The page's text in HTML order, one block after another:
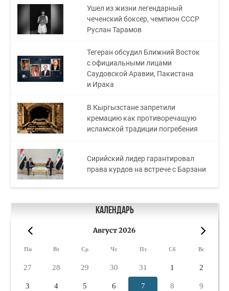
Ушел из жизни легендарный
чеченский боксер, чемпион СССР
Руслан Тарамов
Тегеран обсудил Ближний Восток
с официальными лицами
Саудовской Аравии, Пакистана
и Ирака
В Кыргызстане запретили
кремацию как противоречащую
исламской традиции погребения
Сирийский лидер гарантировал
права курдов на встрече с Барзани
Календарь
Август 2026
Пн Вт Ср Чт Пт Сб Вс
27 28 29 30 31 1 2
3 4 5 6 7 8 9